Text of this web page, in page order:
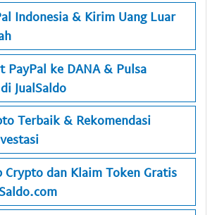
Indonesia & Kirim Uang Luar
PayPal ke DANA & Pulsa
JualSaldo
Terbaik & Rekomendasi
Crypto dan Klaim Token Gratis